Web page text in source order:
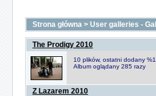
Strona główna > User galleries -
The Prodigy 2010
10 plików, ostatni dodany
Album oglądany 285 razy
Z Lazarem 2010